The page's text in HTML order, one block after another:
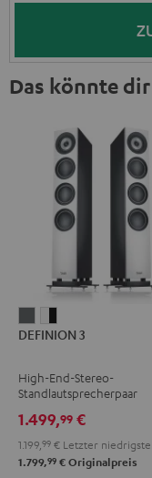
Das könnte
3
3
/
Schwarz
DEFINION 3
High-End-Stereo-
Standlautsprecherpaar
1.499,99 €
1.199, 99 € Letzter
1.799,99 € Originalpreis